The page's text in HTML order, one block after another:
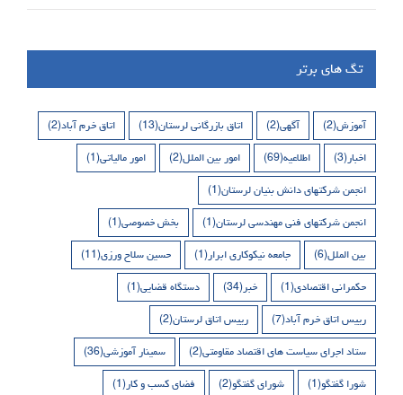
تگ های برتر
آموزش(2) آگهی(2) اتاق بازرگانی لرستان(13) اتاق خرم آباد(2)
اخبار(3) اطلاعیه(69) امور بین الملل(2) امور مالیاتی(1)
انجمن شرکتهای دانش بنیان لرستان(1)
انجمن شرکتهای فنی مهندسی لرستان(1) بخش خصوصی(1)
بین الملل(6) جامعه نیکوکاری ابرار(1) حسین سلاح ورزی(11)
حکمرانی اقتصادی(1) خبر(34) دستگاه قضایی(1)
رییس اتاق خرم آباد(7) رییس اتاق لرستان(2)
ستاد اجرای سیاست های اقتصاد مقاومتی(2) سمینار آموزشی(36)
شورا گفتگو(1) شورای گفتگو(2) فضای کسب و کار(1)